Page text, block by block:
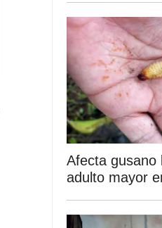
Afecta gusano
adulto mayor